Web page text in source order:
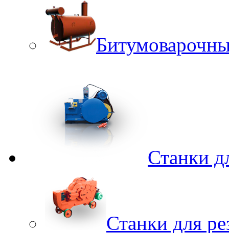
Станки
Станки для